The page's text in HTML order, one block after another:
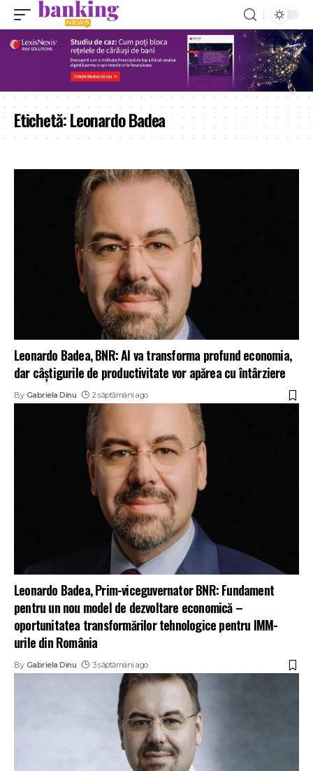
Etichetă:Leonardo Badea
Leonardo Badea, BNR: AI va transforma profund economia,
dar câștigurile de productivitate vor apărea cu întârziere
By Gabriela Dinu 2 săptămâni ago
Leonardo Badea, Prim-viceguvernator BNR: Fundament
pentru un nou model de dezvoltare economică –
oportunitatea transformărilor tehnologice pentru IMM-
urile din România
By Gabriela Dinu 3 săptămâni ago